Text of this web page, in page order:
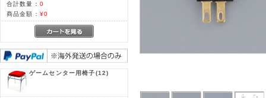
合計数量： 0
商品金額： ¥0
ゲームセンター用椅子(12)